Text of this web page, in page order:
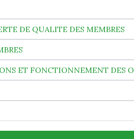
DE QUALITE DES MEMBRES
ET FONCTIONNEMENT DES